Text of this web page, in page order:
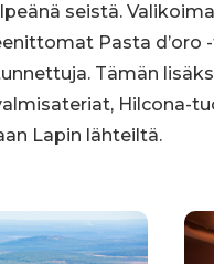
seistä.
Pasta d’oro
Tämän
Hilcona-
Lapin lähteiltä.